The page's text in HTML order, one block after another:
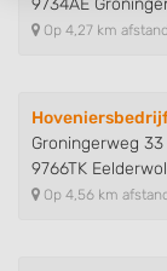
9734AE
Op 4,27 km afstand
Groningerweg 33
9766TK
Op 4,56 km